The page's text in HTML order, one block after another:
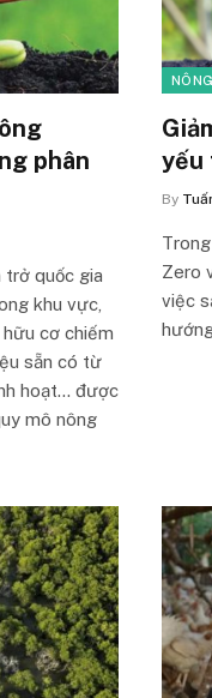
phân
trở quốc gia
khu vực,
cơ chiếm
sẵn có từ
hoạt… được
mô nông
yếu
By
Zero
việc